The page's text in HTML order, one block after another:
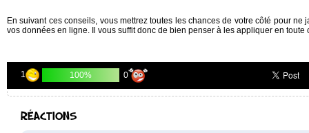
En suivant ces conseils, vous mettrez toutes les chances de votre côté pour
vos données en ligne. Il vous suffit donc de bien penser à les appliquer en toute
1 100% 0
RÉACTIONS